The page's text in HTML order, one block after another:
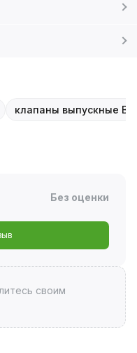
клапаны выпускные
Без оценки
своим